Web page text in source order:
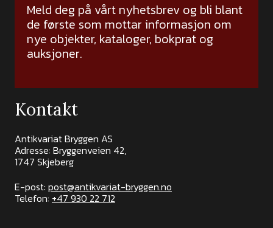
Meld deg på vårt nyhetsbrev og bli blant
de første som mottar informasjon om
nye objekter, kataloger, bokprat og
auksjoner.
Kontakt
Antikvariat Bryggen AS
Adresse: Bryggenveien 42,
1747 Skjeberg
E-post: post@antikvariat-bryggen.no
Telefon: +47 930 22 712